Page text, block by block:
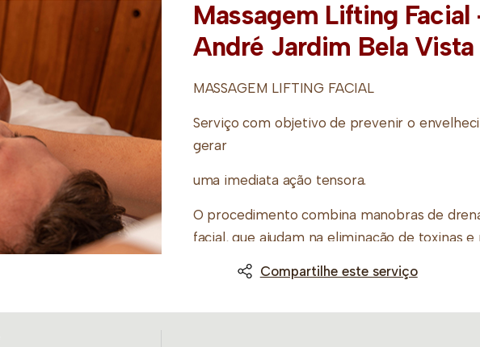
Massagem Lifting Facial
André Jardim Bela Vista
MASSAGEM LIFTING FACIAL
Serviço com objetivo de prevenir o
gerar
uma imediata ação tensora.
O procedimento combina manobras de
facial, que ajudam na eliminação de toxinas
geral da pele.
Compartilhe este serviço